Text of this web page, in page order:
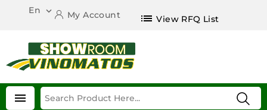
En  My Account list View RFQ List
